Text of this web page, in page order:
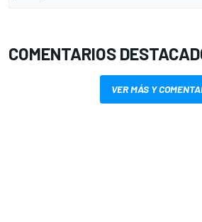
COMENTARIOS
VER MÁS Y